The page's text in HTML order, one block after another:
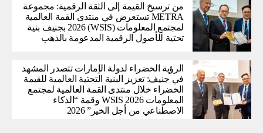
من ترسيخ القيمة إلى الثقة الرقمية: مجموعة
METRA تستعرض في منتدى القمة العالمية
لمجتمع المعلومات (WSIS) 2026 بجنيف بنية
تحتية للأصول الرقمية المدعومة بالذهب
الرؤية الخضراء لدولة الإمارات تتصدر المشهد
في جنيف: تعزيز البنية التحتية العالمية للقيمة
الخضراء خلال منتدى القمة العالمية لمجتمع
المعلومات WSIS 2026 وقمة “الذكاء
الاصطناعي من أجل الخير” 2026